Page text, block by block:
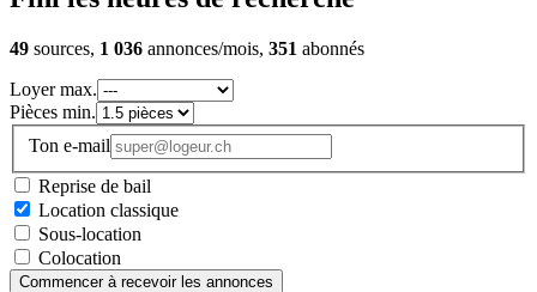
49 sources, 1 036 annonces/mois, 351 abonnés
Loyer max.
Pièces min.
Ton e-mail
Reprise de bail
Location classique
Sous-location
Colocation
Commencer à recevoir les annonces